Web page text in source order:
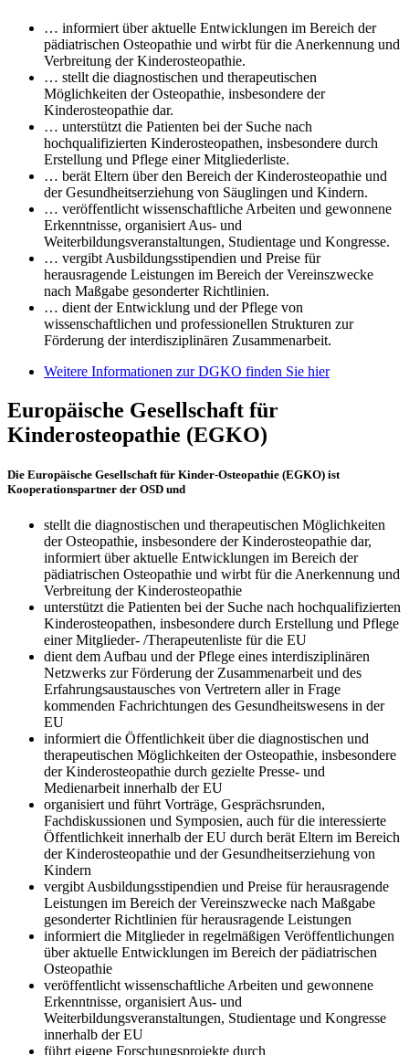
… informiert über aktuelle Entwicklungen im Bereich der
pädiatrischen Osteopathie und wirbt für die Anerkennung und
Verbreitung der Kinderosteopathie.
… stellt die diagnostischen und therapeutischen
Möglichkeiten der Osteopathie, insbesondere der
Kinderosteopathie dar.
… unterstützt die Patienten bei der Suche nach
hochqualifizierten Kinderosteopathen, insbesondere durch
Erstellung und Pflege einer Mitgliederliste.
… berät Eltern über den Bereich der Kinderosteopathie und
der Gesundheitserziehung von Säuglingen und Kindern.
… veröffentlicht wissenschaftliche Arbeiten und gewonnene
Erkenntnisse, organisiert Aus- und
Weiterbildungsveranstaltungen, Studientage und Kongresse.
… vergibt Ausbildungsstipendien und Preise für
herausragende Leistungen im Bereich der Vereinszwecke
nach Maßgabe gesonderter Richtlinien.
… dient der Entwicklung und der Pflege von
wissenschaftlichen und professionellen Strukturen zur
Förderung der interdisziplinären Zusammenarbeit.
Weitere Informationen zur DGKO finden Sie hier
Europäische Gesellschaft für
Kinderosteopathie (EGKO)
Die Europäische Gesellschaft für Kinder-Osteopathie (EGKO) ist
Kooperationspartner der OSD und
stellt die diagnostischen und therapeutischen Möglichkeiten
der Osteopathie, insbesondere der Kinderosteopathie dar,
informiert über aktuelle Entwicklungen im Bereich der
pädiatrischen Osteopathie und wirbt für die Anerkennung und
Verbreitung der Kinderosteopathie
unterstützt die Patienten bei der Suche nach hochqualifizierten
Kinderosteopathen, insbesondere durch Erstellung und Pflege
einer Mitglieder- /Therapeutenliste für die EU
dient dem Aufbau und der Pflege eines interdisziplinären
Netzwerks zur Förderung der Zusammenarbeit und des
Erfahrungsaustausches von Vertretern aller in Frage
kommenden Fachrichtungen des Gesundheitswesens in der
EU
informiert die Öffentlichkeit über die diagnostischen und
therapeutischen Möglichkeiten der Osteopathie, insbesondere
der Kinderosteopathie durch gezielte Presse- und
Medienarbeit innerhalb der EU
organisiert und führt Vorträge, Gesprächsrunden,
Fachdiskussionen und Symposien, auch für die interessierte
Öffentlichkeit innerhalb der EU durch berät Eltern im Bereich
der Kinderosteopathie und der Gesundheitserziehung von
Kindern
vergibt Ausbildungsstipendien und Preise für herausragende
Leistungen im Bereich der Vereinszwecke nach Maßgabe
gesonderter Richtlinien für herausragende Leistungen
informiert die Mitglieder in regelmäßigen Veröffentlichungen
über aktuelle Entwicklungen im Bereich der pädiatrischen
Osteopathie
veröffentlicht wissenschaftliche Arbeiten und gewonnene
Erkenntnisse, organisiert Aus- und
Weiterbildungsveranstaltungen, Studientage und Kongresse
innerhalb der EU
führt eigene Forschungsprojekte durch